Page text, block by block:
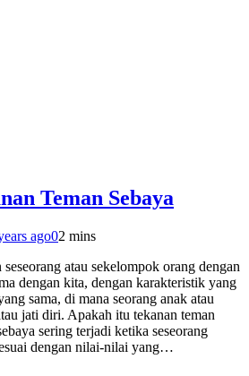
Teman Sebaya
ago02 mins
atau sekelompok orang dengan
dengan kita, dengan karakteristik yang
sama, di mana seorang anak atau
jati diri. Apakah itu tekanan teman
sering terjadi ketika seseorang
dengan nilai-nilai yang…